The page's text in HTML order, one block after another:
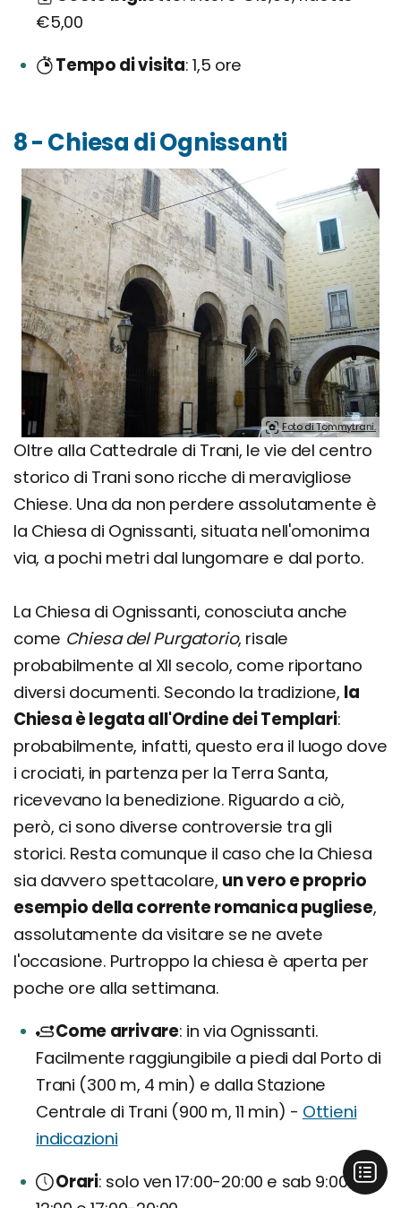
€5,00
Tempo di visita 1,5 ore
8 - Chiesa di Ognissanti
Foto di Tommytrani.
Oltre alla Cattedrale di Trani, le vie del centro
storico di Trani sono ricche di meravigliose
Chiese. Una da non perdere assolutamente è
la Chiesa di Ognissanti, situata nell'omonima
via, a pochi metri dal lungomare e dal porto.
La Chiesa di Ognissanti, conosciuta anche
come Chiesa del Purgatorio, risale
probabilmente al XII secolo, come riportano
diversi documenti. Secondo la tradizione, la
Chiesa è legata all'Ordine dei Templari:
probabilmente, infatti, questo era il luogo dove
i crociati, in partenza per la Terra Santa,
ricevevano la benedizione. Riguardo a ciò,
però, ci sono diverse controversie tra gli
storici. Resta comunque il caso che la Chiesa
sia davvero spettacolare, un vero e proprio
esempio della corrente romanica pugliese,
assolutamente da visitare se ne avete
l'occasione. Purtroppo la chiesa è aperta per
poche ore alla settimana.
Come arrivare in via Ognissanti.
Facilmente raggiungibile a piedi dal Porto di
Trani (300 m, 4 min) e dalla Stazione
Centrale di Trani (900 m, 11 min) - Ottieni
indicazioni
Orari solo ven 17:00-20:00 e sab 9:00-